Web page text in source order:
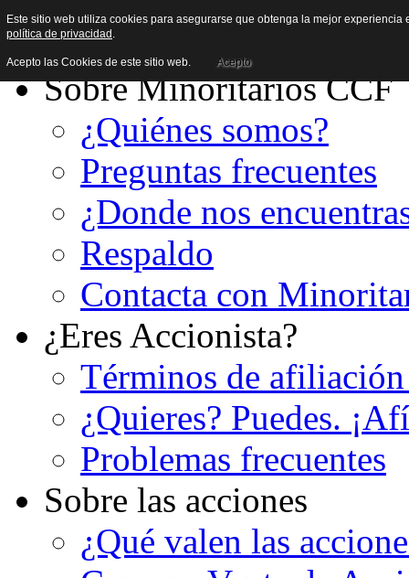
Sobre Minoritarios CCF
¿Quiénes somos?
Preguntas frecuentes
¿Donde nos
Respaldo
Contacta con
¿Eres Accionista?
Términos de
¿Quieres? Puedes.
Problemas frecuentes
Sobre las acciones
¿Qué valen las
Este sitio web utiliza cookies para asegurarse que obtenga la mejor
política de privacidad .
Acepto las Cookies de este sitio web. Acepto